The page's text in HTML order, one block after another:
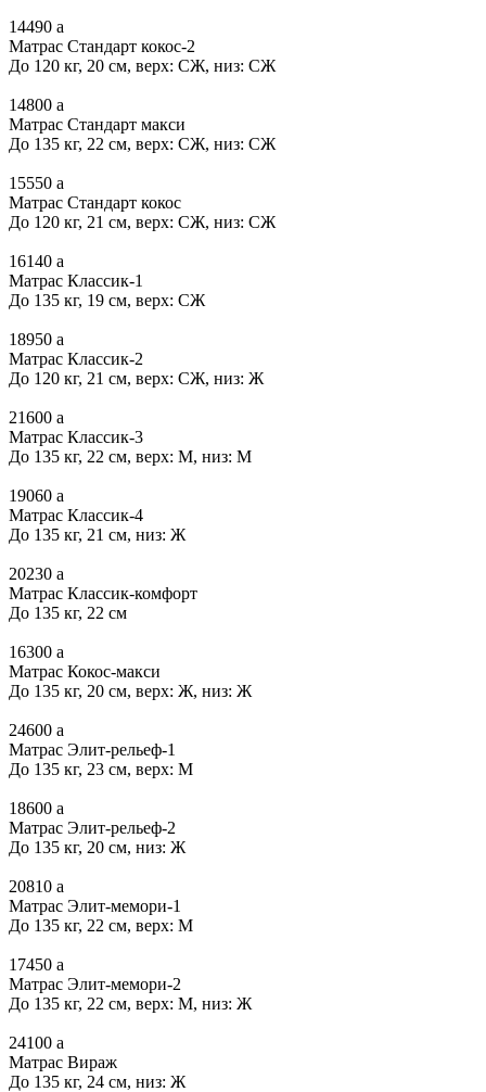
14490 a
Матрас Стандарт кокос-2
До 120 кг, 20 см, верх: СЖ, низ: СЖ
14800 a
Матрас Стандарт макси
До 135 кг, 22 см, верх: СЖ, низ: СЖ
15550 a
Матрас Стандарт кокос
До 120 кг, 21 см, верх: СЖ, низ: СЖ
16140 a
Матрас Классик-1
До 135 кг, 19 см, верх: СЖ
18950 a
Матрас Классик-2
До 120 кг, 21 см, верх: СЖ, низ: Ж
21600 a
Матрас Классик-3
До 135 кг, 22 см, верх: М, низ: М
19060 a
Матрас Классик-4
До 135 кг, 21 см, низ: Ж
20230 a
Матрас Классик-комфорт
До 135 кг, 22 см
16300 a
Матрас Кокос-макси
До 135 кг, 20 см, верх: Ж, низ: Ж
24600 a
Матрас Элит-рельеф-1
До 135 кг, 23 см, верх: М
18600 a
Матрас Элит-рельеф-2
До 135 кг, 20 см, низ: Ж
20810 a
Матрас Элит-мемори-1
До 135 кг, 22 см, верх: М
17450 a
Матрас Элит-мемори-2
До 135 кг, 22 см, верх: М, низ: Ж
24100 a
Матрас Вираж
До 135 кг, 24 см, низ: Ж